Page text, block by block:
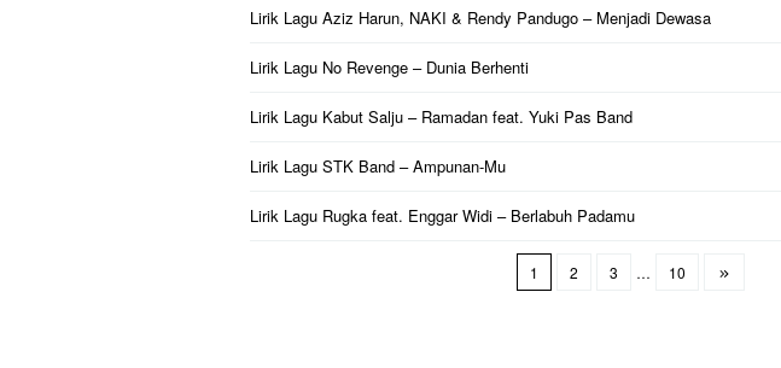
Lirik Lagu Aziz Harun, NAKI & Rendy Pandugo – Menjadi Dewasa
Lirik Lagu No Revenge – Dunia Berhenti
Lirik Lagu Kabut Salju – Ramadan feat. Yuki Pas Band
Lirik Lagu STK Band – Ampunan-Mu
Lirik Lagu Rugka feat. Enggar Widi – Berlabuh Padamu
1 2 3 … 10